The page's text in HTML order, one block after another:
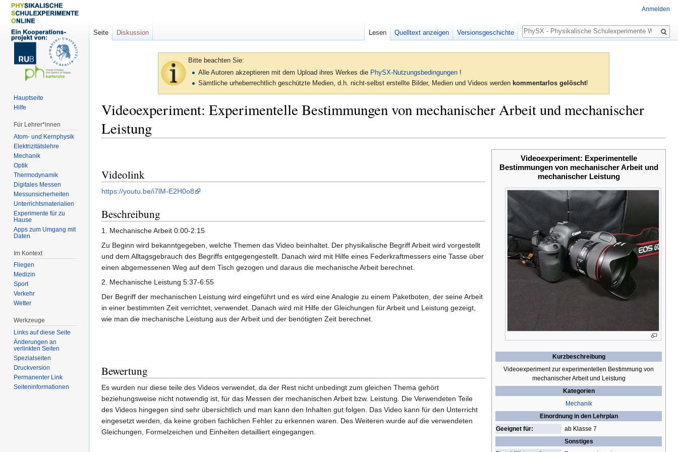
Bitte beachten Sie:
Alle Autoren akzeptieren mit dem Upload ihres Werkes die PhySX-Nutzungsbedingungen !
Sämtliche urheberrechtlich geschützte Medien, d.h. nicht-selbst erstellte Bilder, Medien und Videos werden kommentarlos gelöscht!
Videoexperiment: Experimentelle Bestimmungen von mechanischer Arbeit und mechanischer
Leistung
springen
springen
Videoexperiment: Experimentelle
Bestimmungen von mechanischer Arbeit und
mechanischer Leistung
Kurzbeschreibung
Videoexperiment zur experimentellen Bestimmung von
mechanischer Arbeit und Leistung
Kategorien
Mechanik
Einordnung in den Lehrplan
Geeignet für:
ab Klasse 7
Sonstiges
Videolink
https://youtu.be/i7lM-E2H0o8
Beschreibung
1. Mechanische Arbeit 0:00-2:15
Zu Beginn wird bekanntgegeben, welche Themen das Video beinhaltet. Der physikalische Begriff Arbeit wird vorgestellt
und dem Alltagsgebrauch des Begriffs entgegengestellt. Danach wird mit Hilfe eines Federkraftmessers eine Tasse über
einen abgemessenen Weg auf dem Tisch gezogen und daraus die mechanische Arbeit berechnet.
2. Mechanische Leistung 5:37-6:55
Der Begriff der mechanischen Leistung wird eingeführt und es wird eine Analogie zu einem Paketboten, der seine Arbeit
in einer bestimmten Zeit verrichtet, verwendet. Danach wird mit Hilfe der Gleichungen für Arbeit und Leistung gezeigt,
wie man die mechanische Leistung aus der Arbeit und der benötigten Zeit berechnet.
Bewertung
Es wurden nur diese teile des Videos verwendet, da der Rest nicht unbedingt zum gleichen Thema gehört
beziehungsweise nicht notwendig ist, für das Messen der mechanischen Arbeit bzw. Leistung. Die Verwendeten Teile
des Videos hingegen sind sehr übersichtlich und man kann den Inhalten gut folgen. Das Video kann für den Unterricht
eingesetzt werden, da keine groben fachlichen Fehler zu erkennen waren. Des Weiteren wurde auf die verwendeten
Gleichungen, Formelzeichen und Einheiten detailliert eingegangen.
Anmelden
Seite Diskussion Lesen Quelltext anzeigen Versionsgeschichte
Suche
Hauptseite
Hilfe
Für Lehrer*innen
Atom- und Kernphysik
Elektrizitätslehre
Mechanik
Optik
Thermodynamik
Digitales Messen
Messunsicherheiten
Unterrichtsmaterialien
Experimente für zu
Hause
Apps zum Umgang mit
Daten
Im Kontext
Fliegen
Medizin
Sport
Verkehr
Wetter
Werkzeuge
Links auf diese Seite
Änderungen an
verlinkten Seiten
Spezialseiten
Druckversion
Permanenter Link
Seiten­informationen